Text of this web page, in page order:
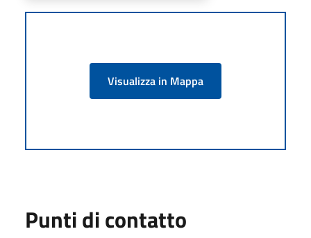
Visualizza in Mappa
Punti di contatto